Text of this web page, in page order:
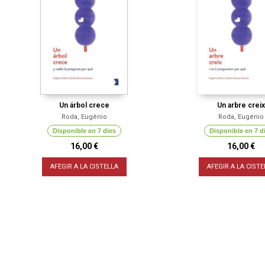
Un árbol crece
Roda, Eugénio
Disponible en 7 dies
16,00 €
AFEGIR A LA CISTELLA
Un arbre creix
Roda, Eugénio
Disponible en 7
16,00 €
AFEGIR A LA